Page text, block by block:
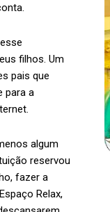
filhos. Um
pais que
para a
algum
reservou
fazer a
Relax,